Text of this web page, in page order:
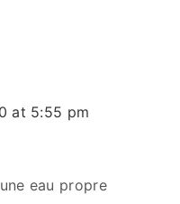
at 5:55 pm
eau propre